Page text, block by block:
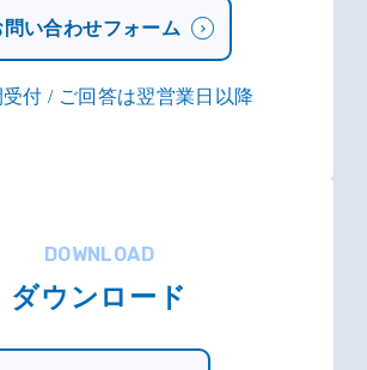
問い合わせフォーム
受付 / ご回答は翌営業日以降
DOWNLOAD
ダウンロード